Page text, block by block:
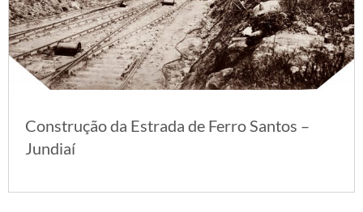
Construção da Estrada de Ferro Santos –
Jundiaí